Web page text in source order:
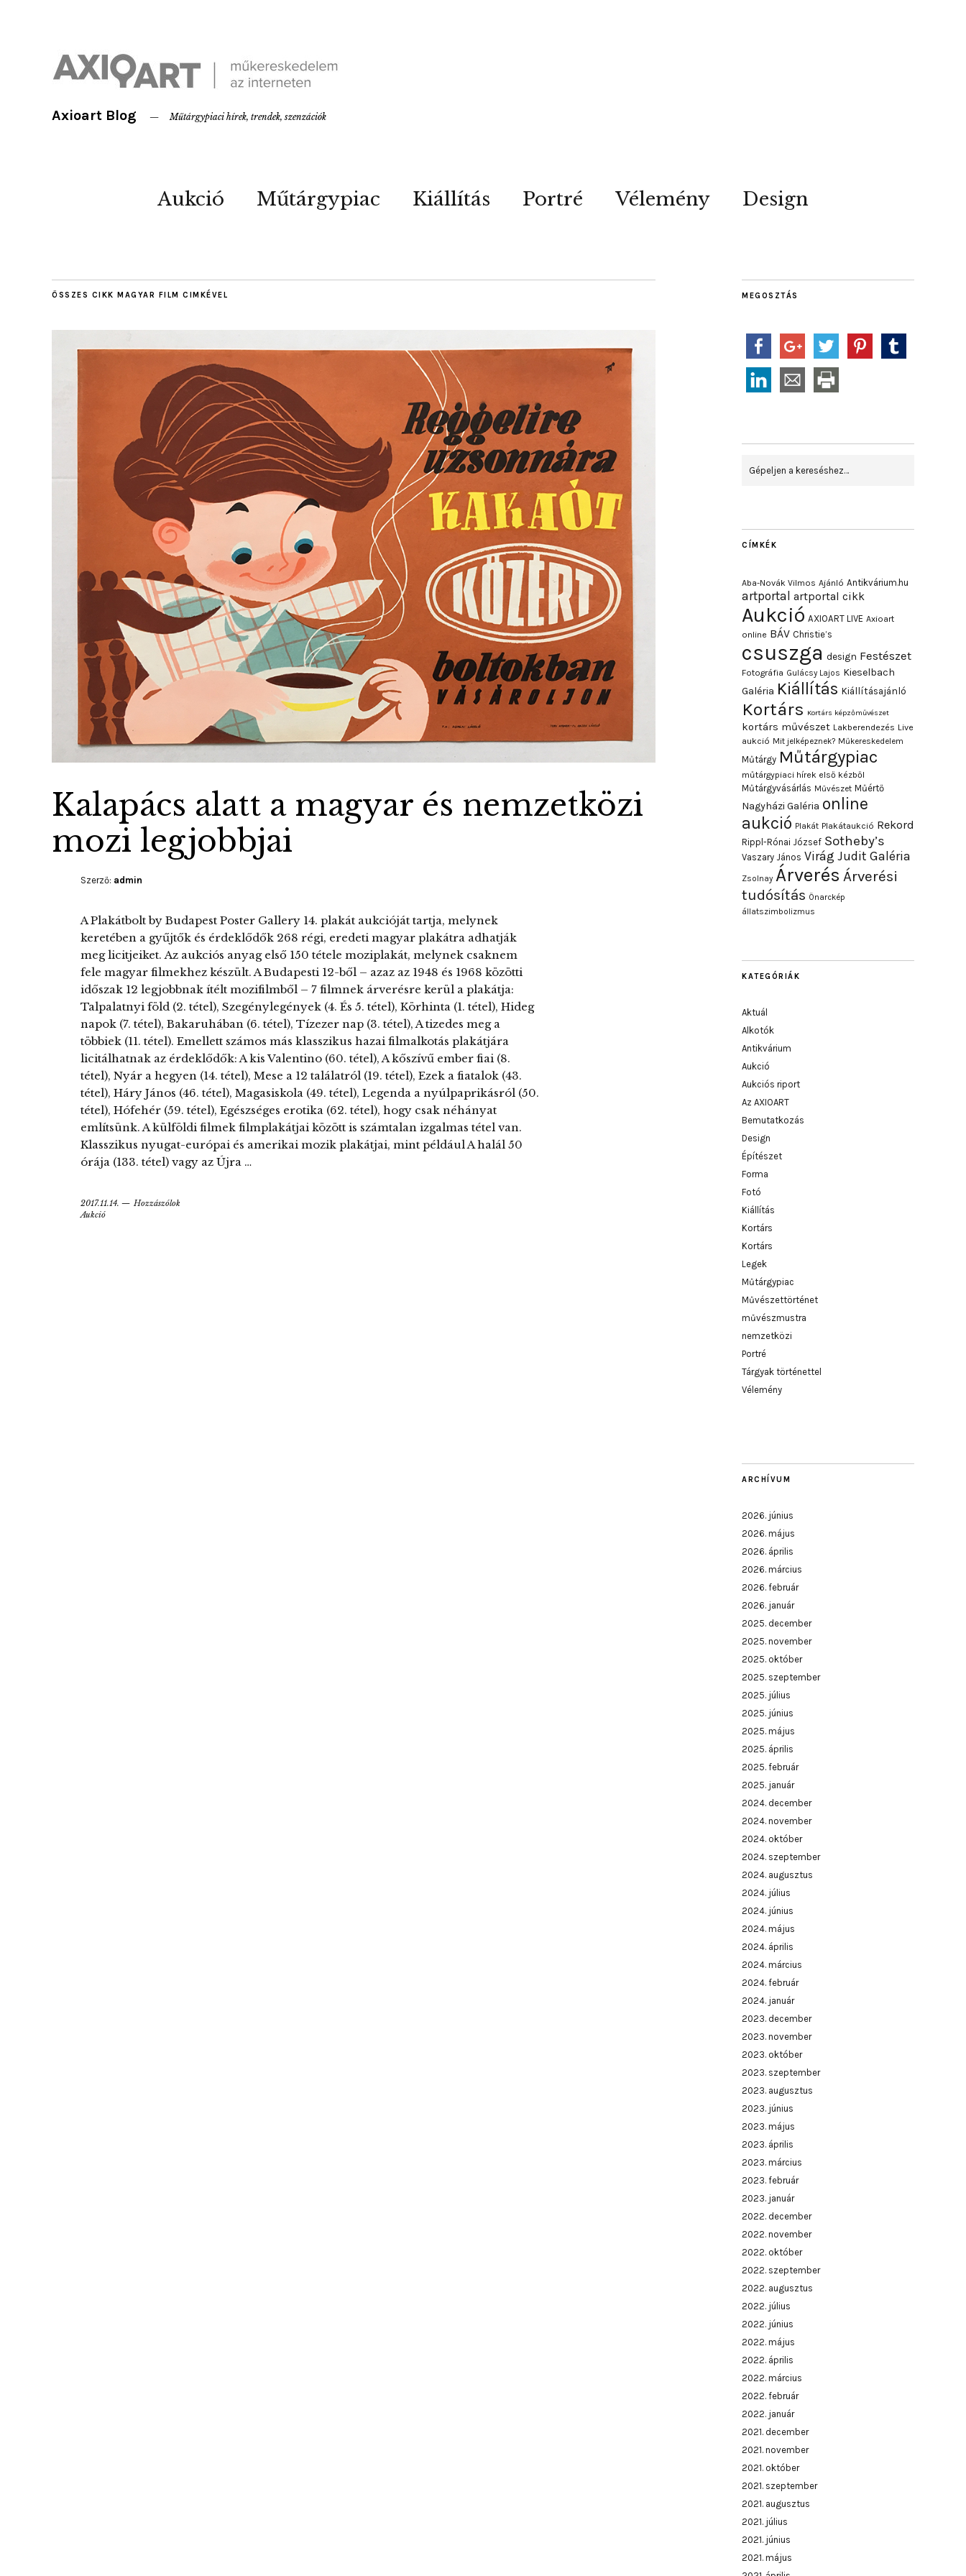
Axioart Blog Műtárgypiaci hírek, trendek, szenzációk
Aukció Műtárgypiac Kiállítás Portré Vélemény Design
ÖSSZES CIKK MAGYAR FILM CIMKÉVEL
Kalapács alatt a magyar és nemzetközi
mozi legjobbjai
Szerző: admin
A Plakátbolt by Budapest Poster Gallery 14. plakát aukcióját tartja, melynek
keretében a gyűjtők és érdeklődők 268 régi, eredeti magyar plakátra adhatják
meg licitjeiket. Az aukciós anyag első 150 tétele moziplakát, melynek csaknem
fele magyar filmekhez készült. A Budapesti 12-ből – azaz az 1948 és 1968 közötti
időszak 12 legjobbnak ítélt mozifilmből – 7 filmnek árverésre kerül a plakátja:
Talpalatnyi föld (2. tétel), Szegénylegények (4. És 5. tétel), Körhinta (1. tétel), Hideg
napok (7. tétel), Bakaruhában (6. tétel), Tízezer nap (3. tétel), A tizedes meg a
többiek (11. tétel). Emellett számos más klasszikus hazai filmalkotás plakátjára
licitálhatnak az érdeklődők: A kis Valentino (60. tétel), A kőszívű ember fiai (8.
tétel), Nyár a hegyen (14. tétel), Mese a 12 találatról (19. tétel), Ezek a fiatalok (43.
tétel), Háry János (46. tétel), Magasiskola (49. tétel), Legenda a nyúlpaprikásról (50.
tétel), Hófehér (59. tétel), Egészséges erotika (62. tétel), hogy csak néhányat
említsünk. A külföldi filmek filmplakátjai között is számtalan izgalmas tétel van.
Klasszikus nyugat-európai és amerikai mozik plakátjai, mint például A halál 50
órája (133. tétel) vagy az Újra …
2017.11.14.
Hozzászólok
Aukció
MEGOSZTÁS
CÍMKÉK
Aba-Novák Vilmos Ajánló Antikvárium.hu
artportal artportal cikk
Aukció AXIOART LIVE Axioart
online BÁV Christie’s
csuszga design Festészet
Fotográfia Gulácsy Lajos Kieselbach
Galéria Kiállítás Kiállításajánló
Kortárs Kortárs képzőművészet
kortárs művészet Lakberendezés Live
aukció Mit jelképeznek? Műkereskedelem
Műtárgy Műtárgypiac
műtárgypiaci hírek első kézből
Műtárgyvásárlás Művészet Műértő
Nagyházi Galéria online
aukció Plakát Plakátaukció Rekord
Rippl-Rónai József Sotheby’s
Vaszary János Virág Judit Galéria
Zsolnay Árverés Árverési
tudósítás Önarckép
állatszimbolizmus
KATEGÓRIÁK
Aktuál
Alkotók
Antikvárium
Aukció
Aukciós riport
Az AXIOART
Bemutatkozás
Design
Építészet
Forma
Fotó
Kiállítás
Kortárs
Kortárs
Legek
Műtárgypiac
Művészettörténet
művészmustra
nemzetközi
Portré
Tárgyak történettel
Vélemény
ARCHÍVUM
2026. június
2026. május
2026. április
2026. március
2026. február
2026. január
2025. december
2025. november
2025. október
2025. szeptember
2025. július
2025. június
2025. május
2025. április
2025. február
2025. január
2024. december
2024. november
2024. október
2024. szeptember
2024. augusztus
2024. július
2024. június
2024. május
2024. április
2024. március
2024. február
2024. január
2023. december
2023. november
2023. október
2023. szeptember
2023. augusztus
2023. június
2023. május
2023. április
2023. március
2023. február
2023. január
2022. december
2022. november
2022. október
2022. szeptember
2022. augusztus
2022. július
2022. június
2022. május
2022. április
2022. március
2022. február
2022. január
2021. december
2021. november
2021. október
2021. szeptember
2021. augusztus
2021. július
2021. június
2021. május